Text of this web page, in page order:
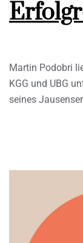
Martin Podobri
KGG und UBG
seines